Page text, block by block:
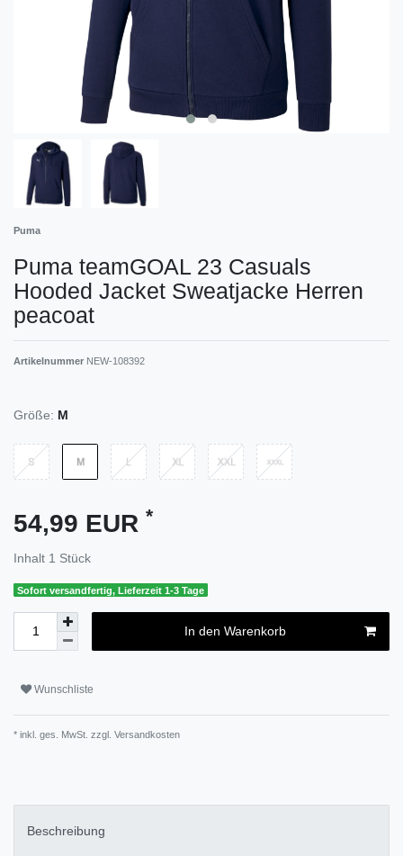
Puma
Puma teamGOAL 23 Casuals
Hooded Jacket Sweatjacke Herren
peacoat
Artikelnummer NEW-108392
Größe: M
54,99 EUR *
Inhalt 1 Stück
Sofort versandfertig, Lieferzeit 1-3 Tage
In den Warenkorb
Wunschliste
* inkl. ges. MwSt. zzgl. Versandkosten
Beschreibung